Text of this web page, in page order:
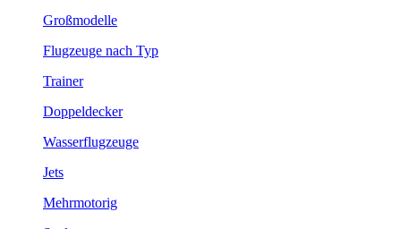
Großmodelle
Flugzeuge nach Typ
Trainer
Doppeldecker
Wasserflugzeuge
Jets
Mehrmotorig